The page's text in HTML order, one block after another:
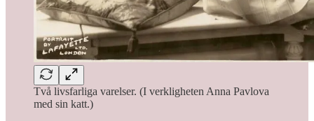
Två livsfarliga varelser. (I verkligheten Anna Pavlova
med sin katt.)